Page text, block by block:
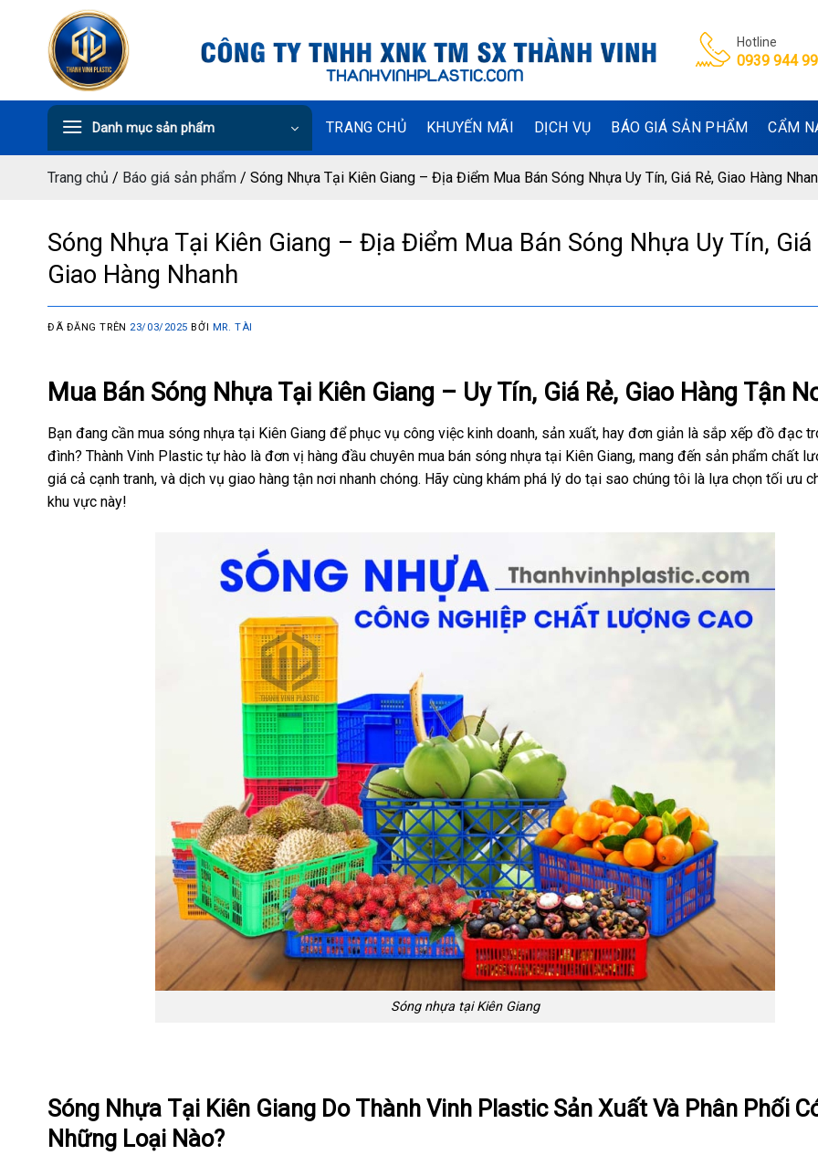
Hotline
0939 944
Danh mục sản phẩm TRANG CHỦ KHUYẾN MÃI DỊCH VỤ BÁO GIÁ SẢN PHẨM CẨM
Trang chủ / Báo giá sản phẩm / Sóng Nhựa Tại Kiên Giang – Địa Điểm Mua Bán Sóng Nhựa Uy Tín, Giá Rẻ, Giao Hàng
Sóng Nhựa Tại Kiên Giang – Địa Điểm Mua Bán Sóng Nhựa Uy Tín, Giá
Giao Hàng Nhanh
ĐÃ ĐĂNG TRÊN 23/03/2025 BỞI MR. TÀI
Mua Bán Sóng Nhựa Tại Kiên Giang – Uy Tín, Giá Rẻ, Giao Hàng Tận
Bạn đang cần mua sóng nhựa tại Kiên Giang để phục vụ công việc kinh doanh, sản xuất, hay đơn giản là sắp xếp đồ đạc
đình? Thành Vinh Plastic tự hào là đơn vị hàng đầu chuyên mua bán sóng nhựa tại Kiên Giang, mang đến sản phẩm chất
giá cả cạnh tranh, và dịch vụ giao hàng tận nơi nhanh chóng. Hãy cùng khám phá lý do tại sao chúng tôi là lựa chọn tối ưu
khu vực này!
Sóng nhựa tại Kiên Giang
Sóng Nhựa Tại Kiên Giang Do Thành Vinh Plastic Sản Xuất Và Phân Phối
Những Loại Nào?